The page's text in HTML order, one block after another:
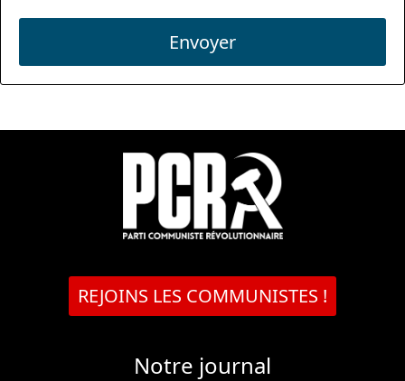
Envoyer
REJOINS LES COMMUNISTES !
Notre journal